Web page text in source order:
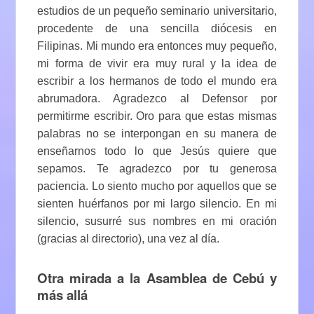
estudios de un pequeño seminario universitario,
procedente de una sencilla diócesis en
Filipinas. Mi mundo era entonces muy pequeño,
mi forma de vivir era muy rural y la idea de
escribir a los hermanos de todo el mundo era
abrumadora. Agradezco al Defensor por
permitirme escribir. Oro para que estas mismas
palabras no se interpongan en su manera de
enseñarnos todo lo que Jesús quiere que
sepamos. Te agradezco por tu generosa
paciencia. Lo siento mucho por aquellos que se
sienten huérfanos por mi largo silencio. En mi
silencio, susurré sus nombres en mi oración
(gracias al directorio), una vez al día.
Otra mirada a la Asamblea de Cebú y
más allá